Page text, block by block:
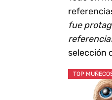
fue
selección
TOP